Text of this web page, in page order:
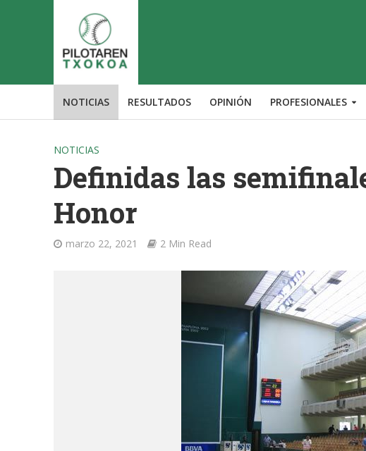
NOTICIAS RESULTADOS OPINIÓN PROFESIONALES
NOTICIAS
Definidas las
Honor
marzo 22, 2021 2 Min Read